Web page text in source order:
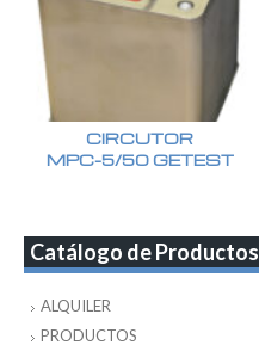
CIRCUTOR
MPC-5/50 GETEST
Catálogo de Productos
ALQUILER
PRODUCTOS